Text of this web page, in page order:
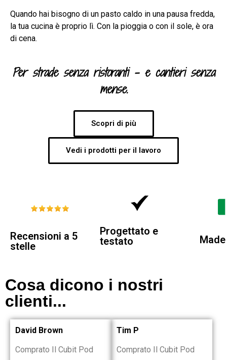
Quando hai bisogno di un pasto caldo in una pausa fredda,
la tua cucina è proprio lì. Con la pioggia o con il sole, è ora
di cena.
Per strade senza ristoranti – e cantieri senza
mense.
Scopri di più
Vedi i prodotti per il lavoro
Recensioni a 5
stelle
Progettato e
testato
Cosa dicono i nostri
clienti...
David Brown
Comprato Il Cubit Pod
Tim P
Comprato Il Cubit Pod